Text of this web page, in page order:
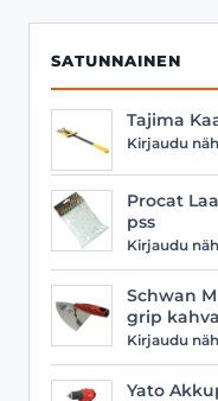
SATUNNAINEN
Tajima
Kirjaudu
Procat
pss
Kirjaudu
Schwan
grip
Kirjaudu
Yato